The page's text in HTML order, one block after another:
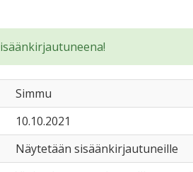
Simmu
10.10.2021
Näytetään sisäänkirjautuneille